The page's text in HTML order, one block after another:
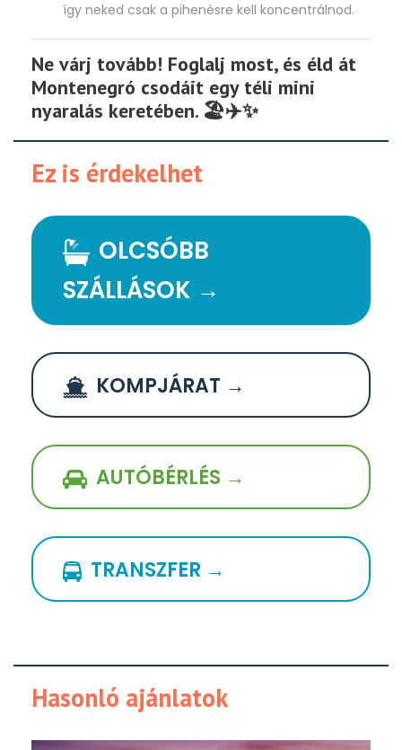
így neked csak a pihenésre kell koncentrálnod.
Ne várj tovább! Foglalj most, és éld át
Montenegró csodáit egy téli mini
nyaralás keretében. 🏖️✈️✨
Ez is érdekelhet
OLCSÓBB
SZÁLLÁSOK →
KOMPJÁRAT →
AUTÓBÉRLÉS →
TRANSZFER →
Hasonló ajánlatok